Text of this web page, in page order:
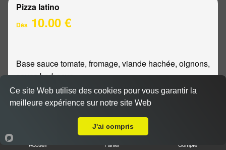
Pizza latino
Dès 10.00 €
Base sauce tomate, fromage, viande hachée, oignons,
sauce barbecue
Accueil Panier Compte
Ce site Web utilise des cookies pour vous garantir la
meilleure expérience sur notre site Web
J'ai compris